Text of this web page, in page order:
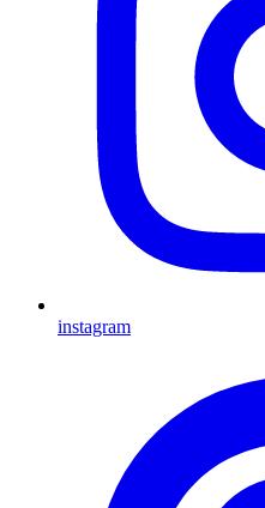
instagram